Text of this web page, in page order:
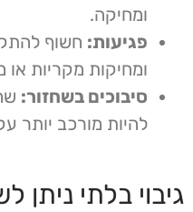
ומחיקה.
פגיעות:
ומחיקות מקריות או
סיבוכים בשחזור:
להיות מורכב יותר
גיבוי בלתי ניתן